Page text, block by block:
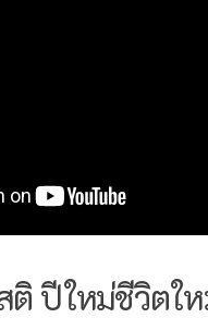
สติ ปีใหม่ชีวิต